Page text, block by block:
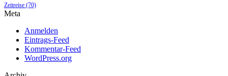
Zeitreise (70)
Meta
Anmelden
Eintrags-Feed
Kommentar-Feed
WordPress.org